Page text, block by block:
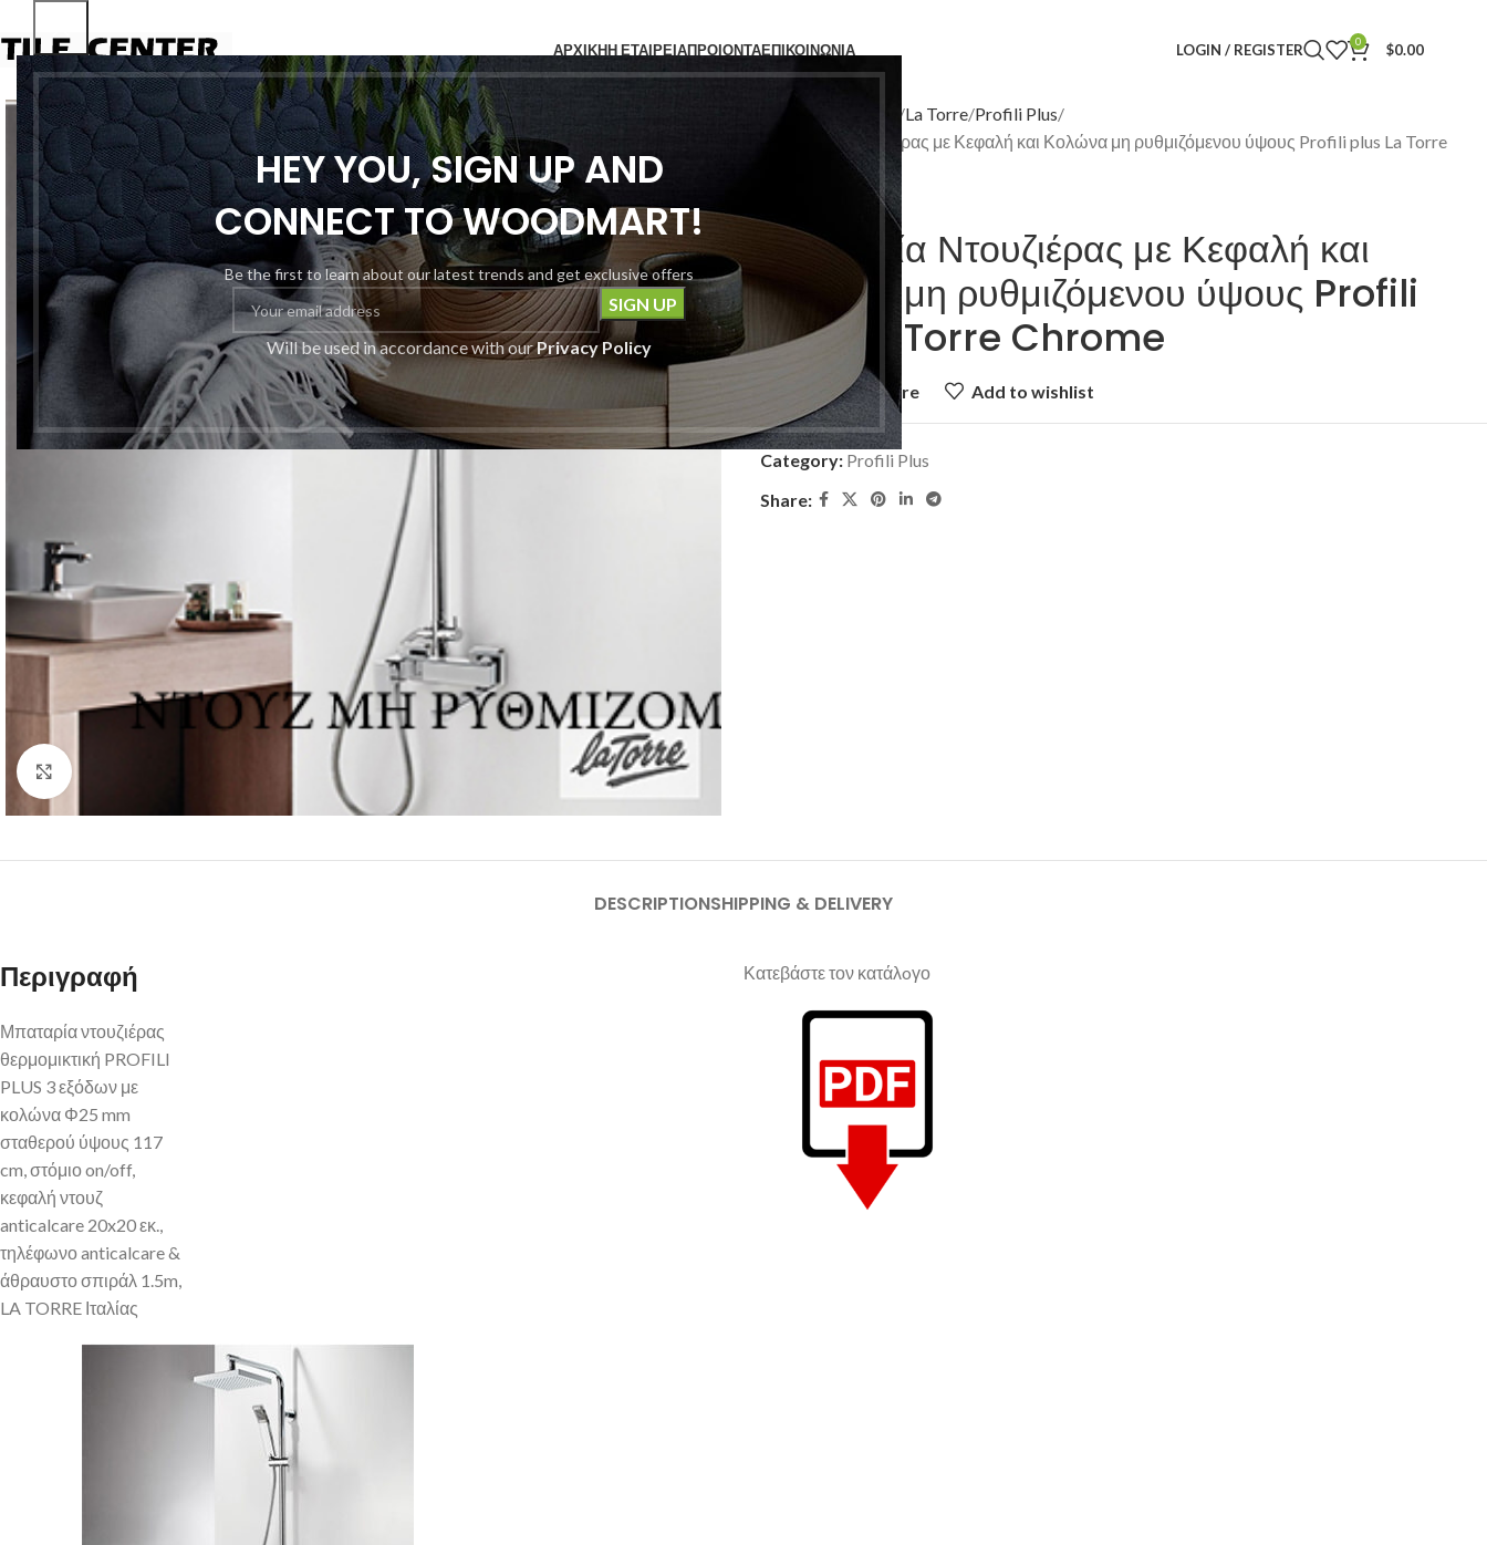
HEY YOU, SIGN UP AND
CONNECT TO WOODMART!
Be the first to learn about our latest trends and get exclusive offers
Will be used in accordance with ourPrivacy Policy
ΑΡΧΙΚΗΗ ΕΤΑΙΡΕΙΑΠΡΟΙΟΝΤΑΕΠΙΚΟΙΝΩΝΙΑ LOGIN / REGISTER 0 $0.00
La Torre Profili Plus
Μπαταρία Ντουζιέρας με Κεφαλή και Κολώνα μη ρυθμιζόμενου ύψους Profili plus La Torre
Μπαταρία Ντουζιέρας με Κεφαλή και
Κολώνα μη ρυθμιζόμενου ύψους Profili
plus La Torre Chrome
Add to compare Add to wishlist
Category: Profili Plus
Share:
DESCRIPTIONSHIPPING & DELIVERY
Περιγραφή
Μπαταρία ντουζιέρας
θερμομικτική PROFILI
PLUS 3 εξόδων με
κολώνα Φ25 mm
σταθερού ύψους 117
cm, στόμιο on/off,
κεφαλή ντουζ
anticalcare 20x20 εκ.,
τηλέφωνο anticalcare &
άθραυστο σπιράλ 1.5m,
LA TORRE Ιταλίας
Κατεβάστε τον κατάλoγο